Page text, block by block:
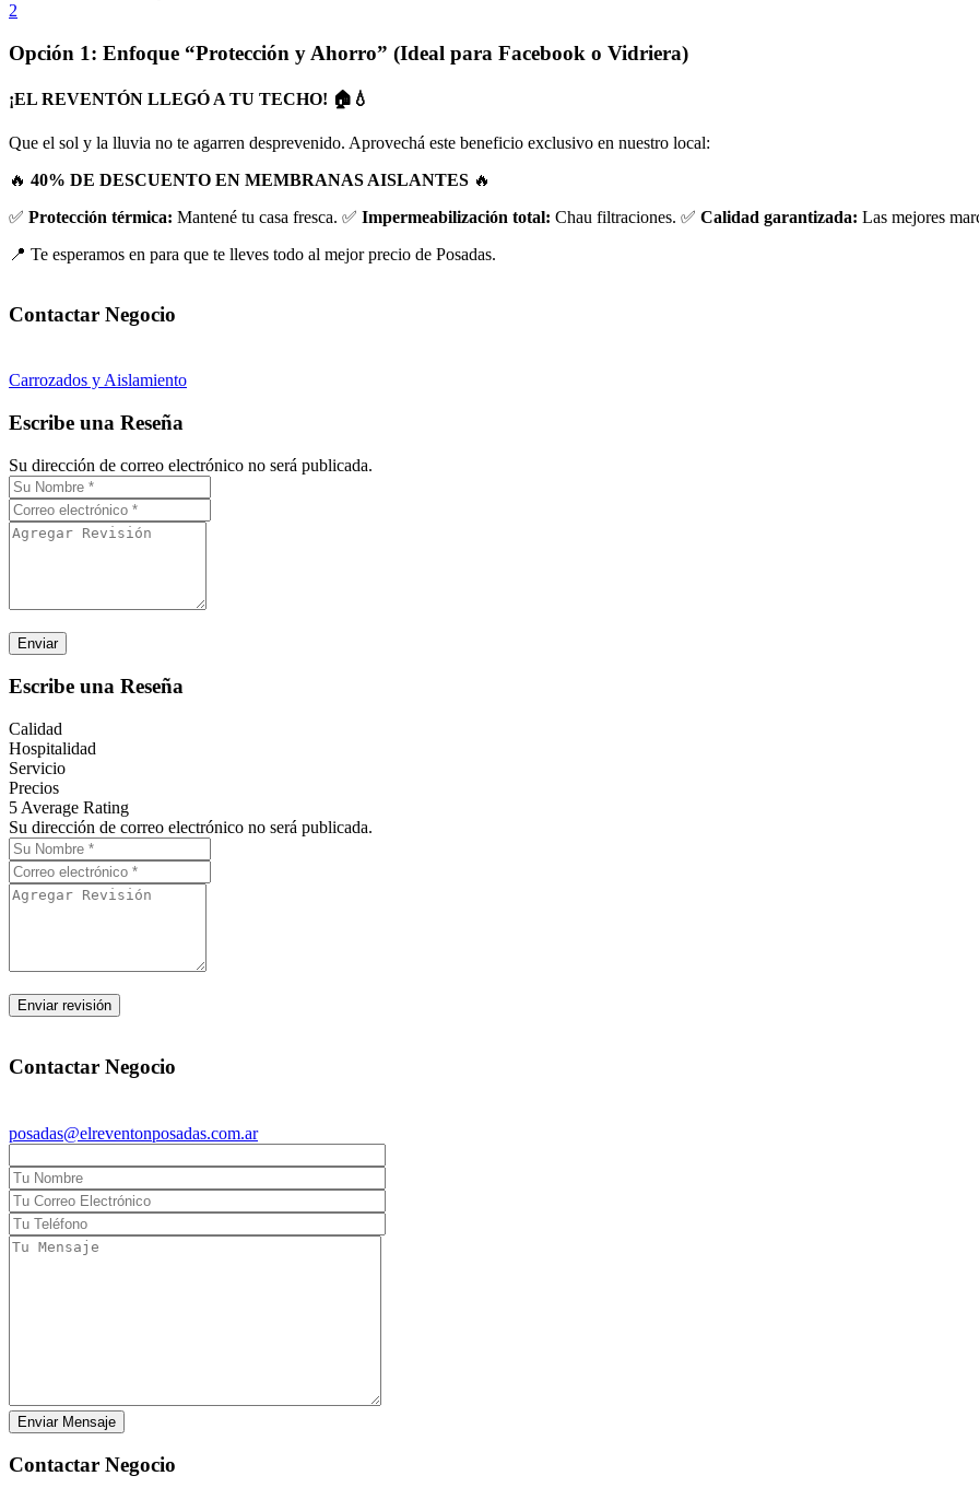
2
Opción 1: Enfoque “Protección y Ahorro” (Ideal para Facebook o Vidriera)
¡EL REVENTÓN LLEGÓ A TU TECHO! 🏠💧
Que el sol y la lluvia no te agarren desprevenido. Aprovechá este beneficio exclusivo en nuestro local:
🔥 40% DE DESCUENTO EN MEMBRANAS AISLANTES 🔥
✅ Protección térmica: Mantené tu casa fresca. ✅ Impermeabilización total: Chau filtraciones. ✅ Calidad garantizada: Las mejores
📍 Te esperamos en para que te lleves todo al mejor precio de Posadas.
Carrozados y Aislamiento
Escribe una Reseña
Su dirección de correo electrónico no será publicada.
Escribe una Reseña
Calidad
Hospitalidad
Servicio
Precios
5 Average Rating
Su dirección de correo electrónico no será publicada.
posadas@elreventonposadas.com.ar